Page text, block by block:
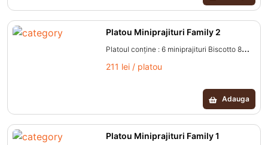
Platou Miniprajituri Family 2
Platoul conţine : 6 miniprajituri Biscotto 8
miniprajituri Ciocolatino 6 miniprajituri
211 lei / platou
Adauga
Platou Miniprajituri Family 1